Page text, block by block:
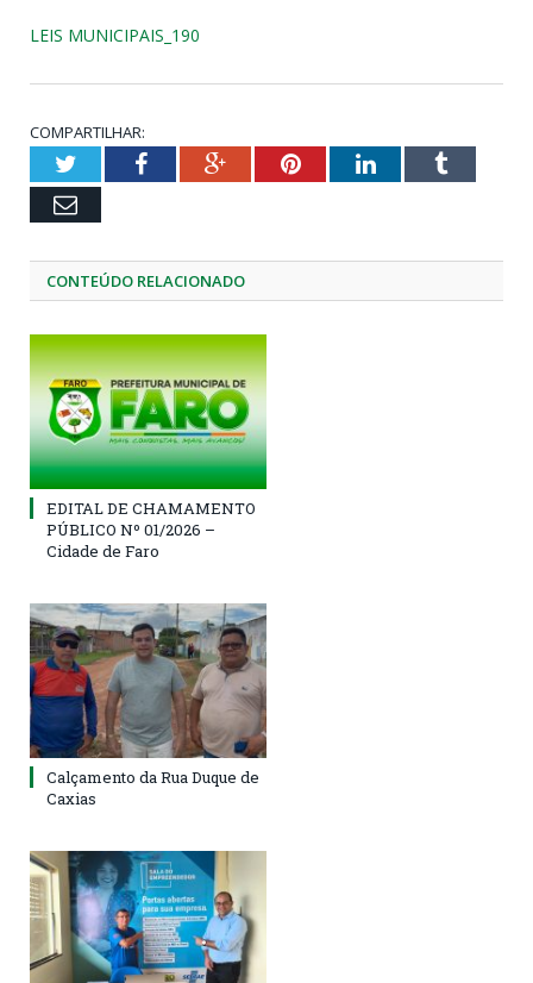
LEIS MUNICIPAIS_190
COMPARTILHAR:
TwitterFacebookGoogle+PinterestLinkedInTumblr
Email
CONTEÚDO RELACIONADO
EDITAL DE CHAMAMENTO
PÚBLICO Nº 01/2026 –
Cidade de Faro
Calçamento da Rua Duque de
Caxias